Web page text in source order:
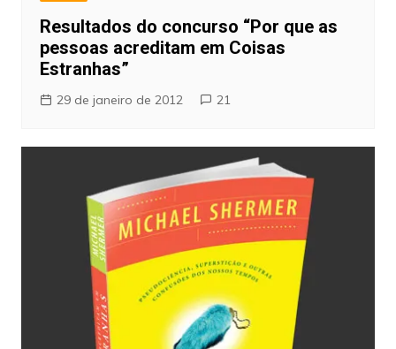
Resultados do concurso “Por que as
pessoas acreditam em Coisas
Estranhas”
29 de janeiro de 2012 21